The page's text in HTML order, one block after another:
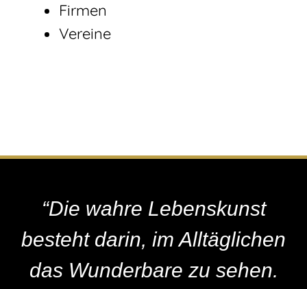
Firmen
Vereine
“Die wahre Lebenskunst
besteht darin, im Alltäglichen
das Wunderbare zu sehen.